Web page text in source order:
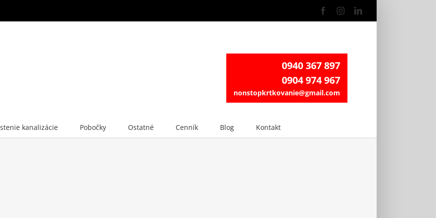
FacebookInstagramLinkedIn
0940 367 897
0904 974 967
nonstopkrtkovanie@gmail.com
kanalizácie Pobočky Ostatné Cenník Blog Kontakt